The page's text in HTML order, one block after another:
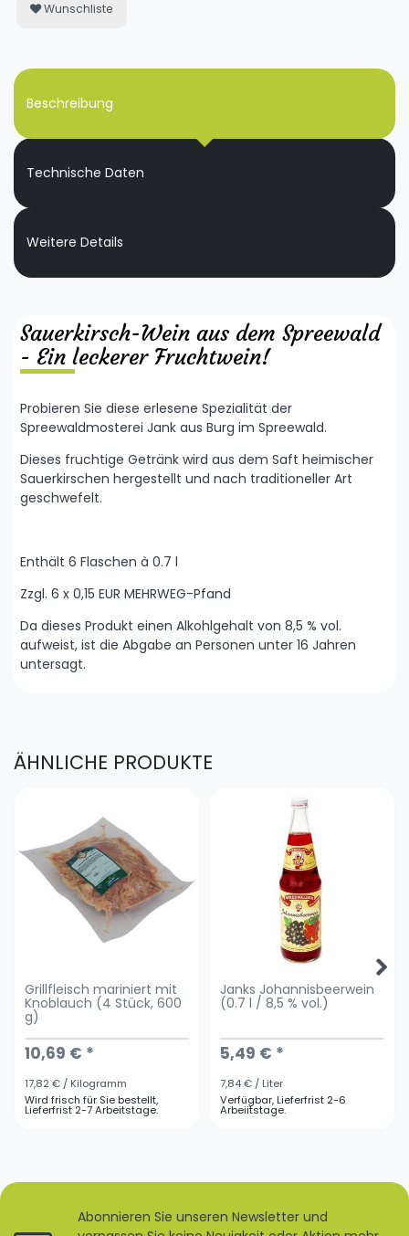
Wunschliste
Beschreibung
Technische Daten
Weitere Details
Sauerkirsch-Wein aus dem Spreewald
- Ein leckerer Fruchtwein!
Probieren Sie diese erlesene Spezialität der
Spreewaldmosterei Jank aus Burg im Spreewald.
Dieses fruchtige Getränk wird aus dem Saft heimischer
Sauerkirschen hergestellt und nach traditioneller Art
geschwefelt.
Enthält 6 Flaschen à 0.7 l
Zzgl. 6 x 0,15 EUR MEHRWEG-Pfand
Da dieses Produkt einen Alkohlgehalt von 8,5 % vol.
aufweist, ist die Abgabe an Personen unter 16 Jahren
untersagt.
ÄHNLICHE PRODUKTE
Grillfleisch mariniert mit
Knoblauch (4 Stück, 600
g)
10,69 € *
17,82 € / Kilogramm
Wird frisch für Sie bestellt,
Lieferfrist 2-7 Arbeitstage.
Janks Johannisbeerwein
(0.7 l / 8,5 % vol.)
5,49 € *
7,84 € / Liter
Verfügbar, Lieferfrist 2-6
Arbeiitstage.
Abonnieren Sie unseren Newsletter und